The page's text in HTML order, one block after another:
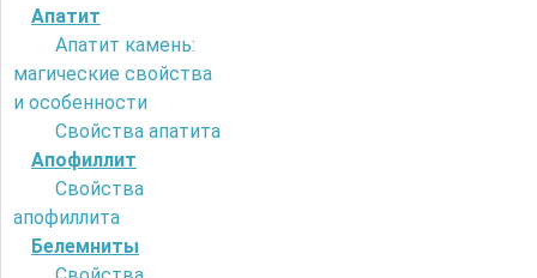
Апатит
Апатит камень:
магические свойства
и особенности
Свойства апатита
Апофиллит
Свойства
апофиллита
Белемниты